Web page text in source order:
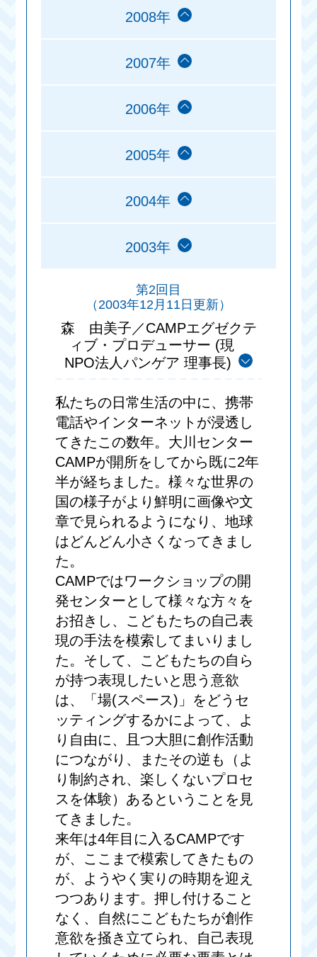
2008年
2007年
2006年
2005年
2004年
2003年
第2回目
（2003年12月11日更新）
森 由美子／CAMPエグゼクテ
ィブ・プロデューサー (現
NPO法人パンゲア 理事長)
私たちの日常生活の中に、携帯
電話やインターネットが浸透し
てきたこの数年。大川センター
CAMPが開所をしてから既に2年
半が経ちました。様々な世界の
国の様子がより鮮明に画像や文
章で見られるようになり、地球
はどんどん小さくなってきまし
た。
CAMPではワークショップの開
発センターとして様々な方々を
お招きし、こどもたちの自己表
現の手法を模索してまいりまし
た。そして、こどもたちの自ら
が持つ表現したいと思う意欲
は、「場(スペース)」をどうセ
ッティングするかによって、よ
り自由に、且つ大胆に創作活動
につながり、またその逆も（よ
り制約され、楽しくないプロセ
スを体験）あるということを見
てきました。
来年は4年目に入るCAMPです
が、ここまで模索してきたもの
が、ようやく実りの時期を迎え
つつあります。押し付けること
なく、自然にこどもたちが創作
意欲を掻き立てられ、自己表現